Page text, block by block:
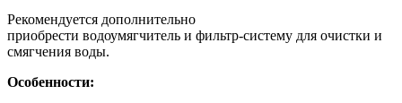
Рекомендуется дополнительно
приобрести водоумягчитель и фильтр-систему для очистки и
смягчения воды.
Особенности: